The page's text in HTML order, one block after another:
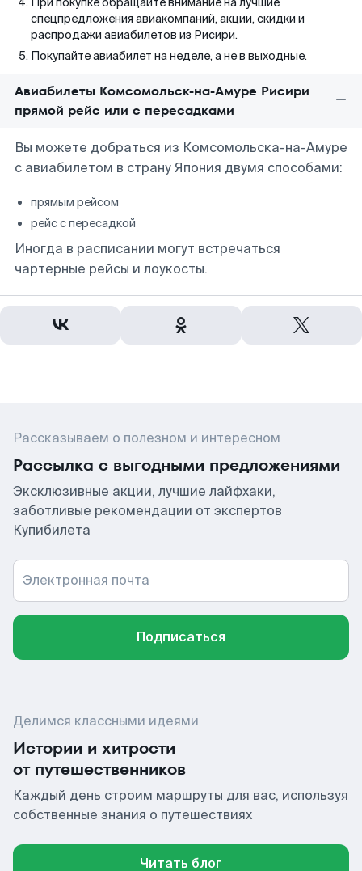
спецпредложения авиакомпаний, акции, скидки и
распродажи авиабилетов из Рисири.
Покупайте авиабилет на неделе, а не в выходные.
Авиабилеты Комсомольск-на-Амуре Рисири
прямой рейс или с пересадками
Вы можете добраться из Комсомольска-на-Амуре
с авиабилетом в страну Япония двумя способами:
прямым рейсом
рейс с пересадкой
Иногда в расписании могут встречаться
чартерные рейсы и лоукосты.
Рассказываем о полезном и интересном
Рассылка с выгодными предложениями
Эксклюзивные акции, лучшие лайфхаки,
заботливые рекомендации от экспертов
Купибилета
Электронная почта
Подписаться
Делимся классными идеями
Истории и хитрости
от путешественников
Каждый день строим маршруты для вас, используя
собственные знания о путешествиях
Читать блог